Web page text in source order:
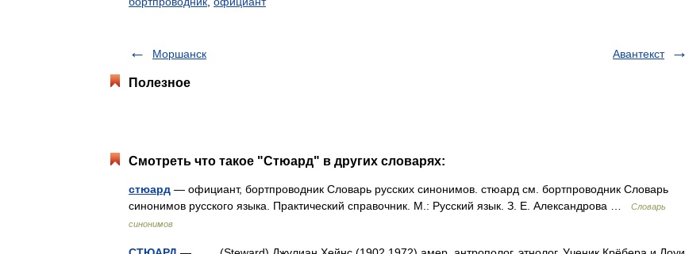
Моршанск Авантекст
Полезное
Смотреть что такое "Стюард" в других словарях:
стюард — официант, бортпроводник Словарь русских синонимов. стюард см. бортпроводник Словарь
синонимов русского языка. Практический справочник. М.: Русский язык. З. Е. Александрова …
Словарь
синонимов